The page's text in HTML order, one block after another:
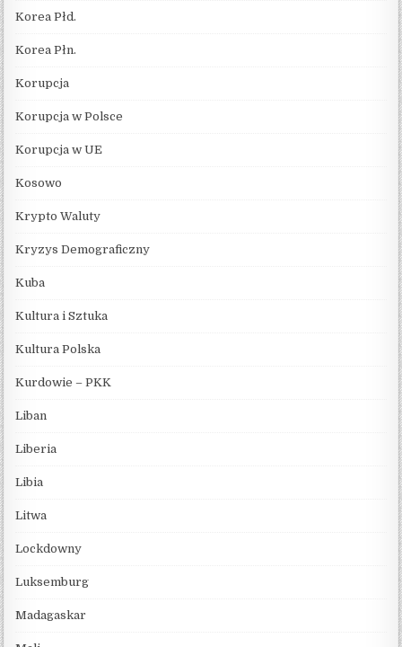
Korea Płd.
Korea Płn.
Korupcja
Korupcja w Polsce
Korupcja w UE
Kosowo
Krypto Waluty
Kryzys Demograficzny
Kuba
Kultura i Sztuka
Kultura Polska
Kurdowie – PKK
Liban
Liberia
Libia
Litwa
Lockdowny
Luksemburg
Madagaskar